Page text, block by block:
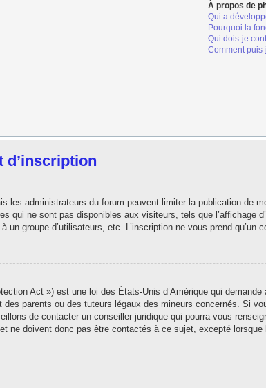
À propos de
Qui a
Pourquoi la
Qui dois-je
Comment
d’inscription
les administrateurs du forum peuvent limiter la publication
qui ne sont pas disponibles aux visiteurs, tels que l’affichage
un groupe d’utilisateurs, etc. L’inscription ne vous prend
Act ») est une loi des États-Unis d’Amérique qui
parents ou des tuteurs légaux des mineurs concernés. Si
de contacter un conseiller juridique qui pourra vous
ne doivent donc pas être contactés à ce sujet, excepté